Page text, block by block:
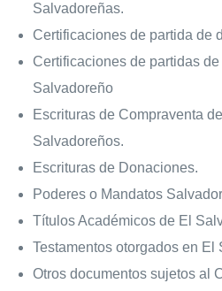
Salvadoreñas.
Certificaciones de partida de
Certificaciones de partidas
Salvadoreño
Escrituras de Compraventa
Salvadoreños.
Escrituras de Donaciones.
Poderes o Mandatos
Títulos Académicos de El
Testamentos otorgados en El
Otros documentos sujetos al